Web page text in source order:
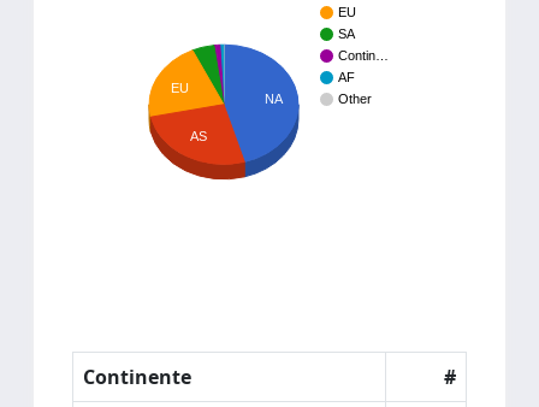
EU
SA
Contin…
AF
Other
NA
EU
AS
Continente
#